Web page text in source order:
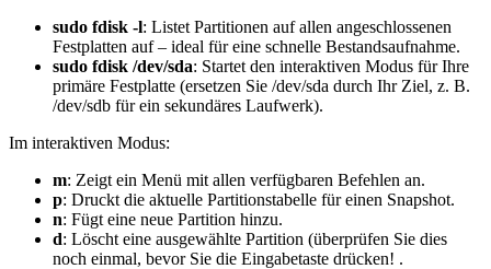
sudo fdisk -l: Listet Partitionen auf allen angeschlossenen
Festplatten auf – ideal für eine schnelle Bestandsaufnahme.
sudo fdisk /dev/sda: Startet den interaktiven Modus für Ihre
primäre Festplatte (ersetzen Sie /dev/sda durch Ihr Ziel, z. B.
/dev/sdb für ein sekundäres Laufwerk).
Im interaktiven Modus:
m: Zeigt ein Menü mit allen verfügbaren Befehlen an.
p: Druckt die aktuelle Partitionstabelle für einen Snapshot.
n: Fügt eine neue Partition hinzu.
d: Löscht eine ausgewählte Partition (überprüfen Sie dies
noch einmal, bevor Sie die Eingabetaste drücken! .